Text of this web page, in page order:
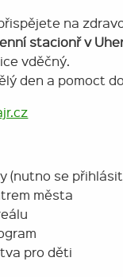
na
stacionř v
vděčný.
den a pomoct
(nutno se
města
pro děti